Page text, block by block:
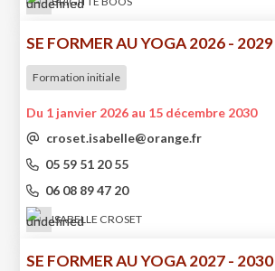
SE FORMER AU YOGA 2026 - 2029
Formation initiale
Du 1 janvier 2026 au 15 décembre 2030
croset.isabelle@orange.fr
05 59 51 20 55
06 08 89 47 20
ISABELLE CROSET
SE FORMER AU YOGA 2027 - 2030